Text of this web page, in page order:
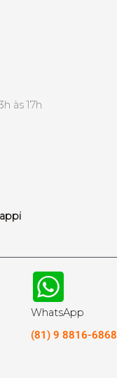
às 17h
WhatsApp
(81) 9 8816-6868